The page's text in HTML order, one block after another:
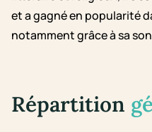
et a gagné en popularité
notamment grâce à sa
Répartition